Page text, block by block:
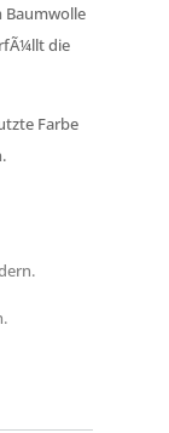
Baumwolle
die
Farbe